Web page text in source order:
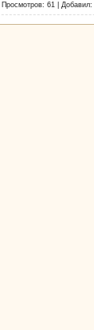
Просмотров: 61 | Добавил: